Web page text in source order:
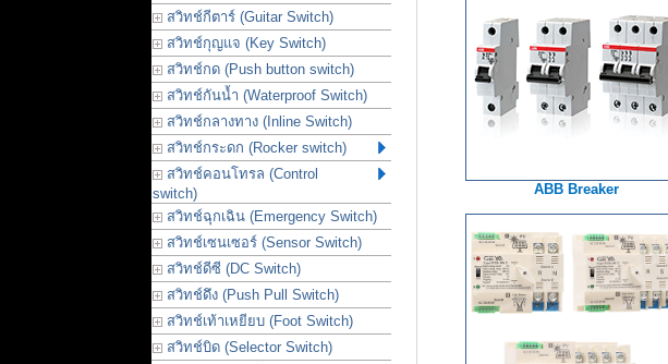
สวิทช์กีตาร์ (Guitar Switch)
สวิทช์กุญแจ (Key Switch)
สวิทช์กด (Push button switch)
สวิทช์กันน้ำ (Waterproof Switch)
สวิทช์กลางทาง (Inline Switch)
สวิทช์กระดก (Rocker switch)
สวิทช์คอนโทรล (Control
switch)
สวิทช์ฉุกเฉิน (Emergency Switch)
สวิทช์เซนเซอร์ (Sensor Switch)
สวิทช์ดีซี (DC Switch)
สวิทช์ดึง (Push Pull Switch)
สวิทช์เท้าเหยียบ (Foot Switch)
สวิทช์บิด (Selector Switch)
ABB Breaker